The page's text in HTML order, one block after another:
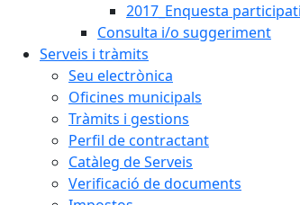
2017_Enquesta
Consulta i/o suggeriment
Serveis i tràmits
Seu electrònica
Oficines municipals
Tràmits i gestions
Perfil de contractant
Catàleg de Serveis
Verificació de documents